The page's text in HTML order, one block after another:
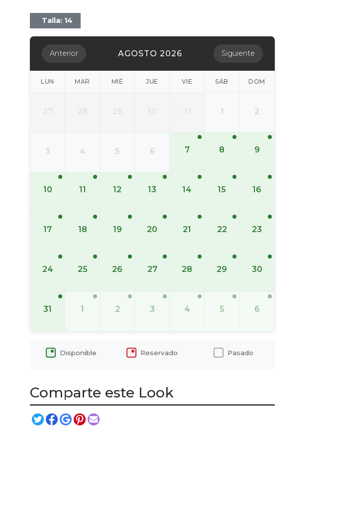
Talla: 14
Anterior AGOSTO 2026 Siguiente
LUN MAR MIÉ JUE VIE SÁB DOM
27 28 29 30 31 1 2
3 4 5 6 7 8 9
10 11 12 13 14 15 16
17 18 19 20 21 22 23
24 25 26 27 28 29 30
31 1 2 3 4 5 6
Disponible Reservado Pasado
Comparte este Look